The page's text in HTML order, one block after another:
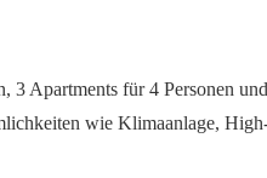
Apartments für 4 Personen
wie Klimaanlage,